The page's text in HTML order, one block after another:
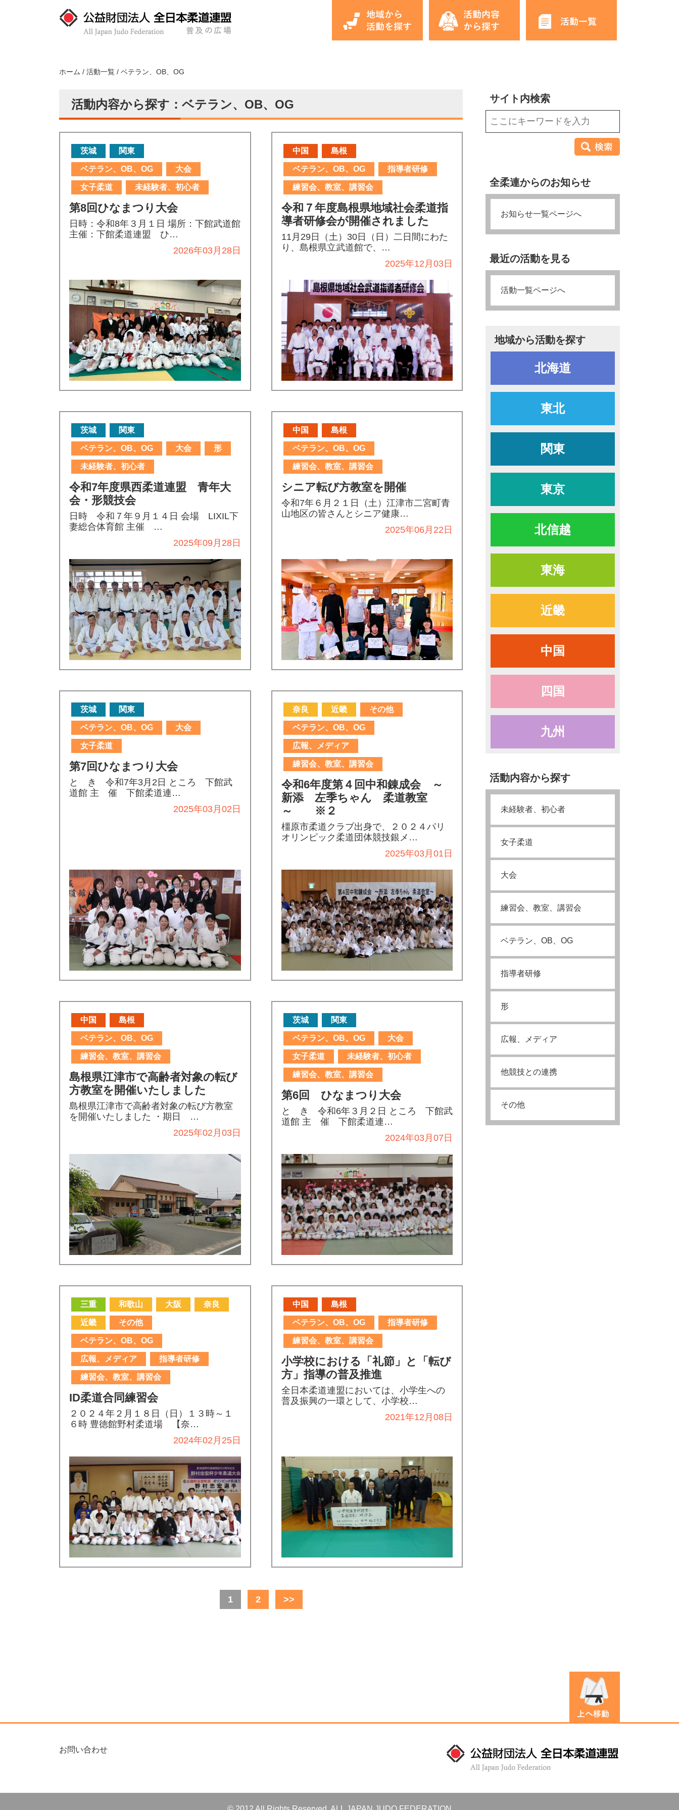
ホーム / 活動一覧 / ベテラン、OB、OG
活動内容から探す：ベテラン、OB、OG
茨城 関東
ベテラン、OB、OG 大会
女子柔道 未経験者、初心者
第8回ひなまつり大会
日時：令和8年３月１日 場所：下館武道館
主催：下館柔道連盟 ひ…
2026年03月28日
中国 島根
ベテラン、OB、OG 指導者研修
練習会、教室、講習会
令和７年度島根県地域社会柔道指
導者研修会が開催されました
11月29日（土）30日（日）二日間にわた
り、島根県立武道館で、…
2025年12月03日
茨城 関東
ベテラン、OB、OG 大会 形
未経験者、初心者
令和7年度県西柔道連盟 青年大
会・形競技会
日時 令和７年９月１４日 会場 LIXIL下
妻総合体育館 主催 …
2025年09月28日
中国 島根
ベテラン、OB、OG
練習会、教室、講習会
シニア転び方教室を開催
令和7年６月２１日（土）江津市二宮町青
山地区の皆さんとシニア健康…
2025年06月22日
茨城 関東
ベテラン、OB、OG 大会
女子柔道
第7回ひなまつり大会
と き 令和7年3月2日 ところ 下館武
道館 主 催 下館柔道連…
2025年03月02日
奈良 近畿 その他
ベテラン、OB、OG
広報、メディア
練習会、教室、講習会
令和6年度第４回中和錬成会 ～
新添 左季ちゃん 柔道教室
～ ※２
橿原市柔道クラブ出身で、２０２４パリ
オリンピック柔道団体競技銀メ…
2025年03月01日
中国 島根
ベテラン、OB、OG
練習会、教室、講習会
島根県江津市で高齢者対象の転び
方教室を開催いたしました
島根県江津市で高齢者対象の転び方教室
を開催いたしました ・期日 …
2025年02月03日
茨城 関東
ベテラン、OB、OG 大会
女子柔道 未経験者、初心者
練習会、教室、講習会
第6回 ひなまつり大会
と き 令和6年３月２日 ところ 下館武
道館 主 催 下館柔道連…
2024年03月07日
三重 和歌山 大阪 奈良
近畿 その他
ベテラン、OB、OG
広報、メディア 指導者研修
練習会、教室、講習会
ID柔道合同練習会
２０２４年２月１８日（日）１３時～１
６時 豊徳館野村柔道場 【奈…
2024年02月25日
中国 島根
ベテラン、OB、OG 指導者研修
練習会、教室、講習会
小学校における「礼節」と「転び
方」指導の普及推進
全日本柔道連盟においては、小学生への
普及振興の一環として、小学校…
2021年12月08日
1 2 >>
サイト内検索
全柔連からのお知らせ
お知らせ一覧ページへ
最近の活動を見る
活動一覧ページへ
地域から活動を探す
北海道
東北
関東
東京
北信越
東海
近畿
中国
四国
九州
活動内容から探す
未経験者、初心者
女子柔道
大会
練習会、教室、講習会
ベテラン、OB、OG
指導者研修
形
広報、メディア
他競技との連携
その他
お問い合わせ